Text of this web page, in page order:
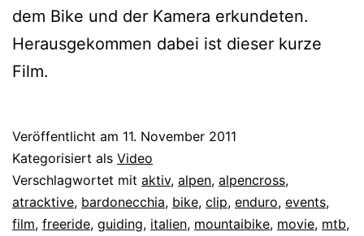
dem Bike und der Kamera erkundeten.
Herausgekommen dabei ist dieser kurze
Film.
Veröffentlicht am 11. November 2011
Kategorisiert als Video
Verschlagwortet mit aktiv, alpen, alpencross,
atracktive, bardonecchia, bike, clip, enduro, events,
film, freeride, guiding, italien, mountaibike, movie, mtb,